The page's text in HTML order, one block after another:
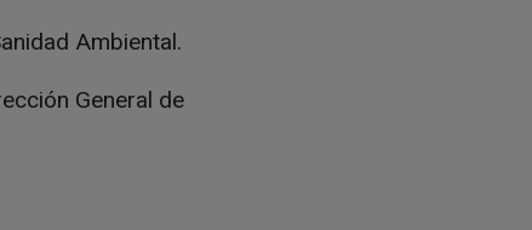
Ambiental.
General de